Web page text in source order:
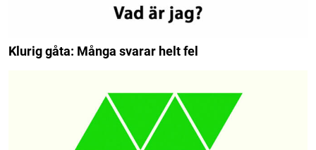
Klurig gåta: Många svarar helt fel